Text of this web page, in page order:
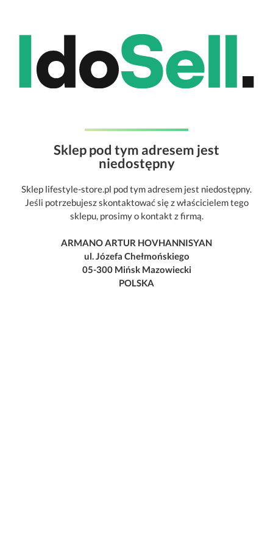
Sklep pod tym adresem jest
niedostępny
Sklep lifestyle-store.pl pod tym adresem jest niedostępny.
Jeśli potrzebujesz skontaktować się z właścicielem tego
sklepu, prosimy o kontakt z firmą.
ARMANO ARTUR HOVHANNISYAN
ul. Józefa Chełmońskiego
05-300 Mińsk Mazowiecki
POLSKA